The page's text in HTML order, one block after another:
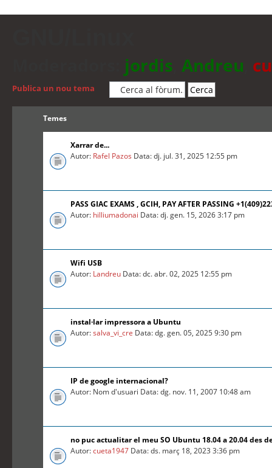
jordis Andreu
Publica un nou tema
Temes
Xarrar de...
Autor: Rafel Pazos Data: dj. jul. 31, 2025 12:55 pm
PASS GIAC EXAMS , GCIH, PAY AFTER PASSING
Autor: hilliumadonai Data: dj. gen. 15, 2026 3:17 pm
Wifi USB
Autor: Landreu Data: dc. abr. 02, 2025 12:55 pm
instal·lar impressora a Ubuntu
Autor:salva_vi_cre Data: dg. gen. 05, 2025 9:30 pm
IP de google internacional?
Autor: Nom d'usuari Data: dg. nov. 11, 2007 10:48 am
no puc actualitar el meu SO Ubuntu 18.04 a 20.04 des
Autor:cueta1947 Data: ds. març 18, 2023 3:36 pm